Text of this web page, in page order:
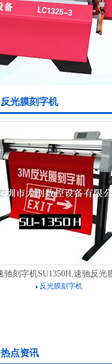
反光膜刻字机
驰刻字机SU1350H,速驰反光
反光膜刻字机
热点资讯